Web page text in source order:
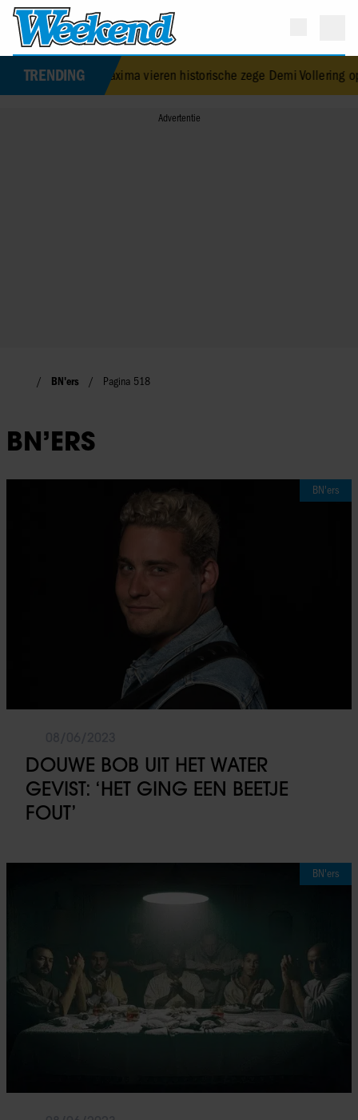
TRENDING
koningin Máxima vieren historische zege Demi Vollering op Tour
BN'ers Pagina 518
BN’ERS
BN'ers
DOUWE BOB UIT HET WATER
GEVIST: ‘HET GING EEN BEETJE
FOUT’
BN'ers